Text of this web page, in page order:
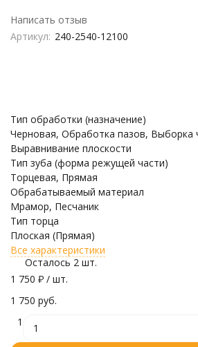
Написать отзыв
Артикул: 240-2540-12100
Тип обработки (назначение)
Черновая, Обработка пазов, Выборка
Выравнивание плоскости
Тип зуба (форма режущей части)
Торцевая, Прямая
Обрабатываемый материал
Мрамор, Песчаник
Тип торца
Плоская (Прямая)
Все характеристики
Осталось 2 шт.
1 750 ₽ / шт.
1 750 руб.
1